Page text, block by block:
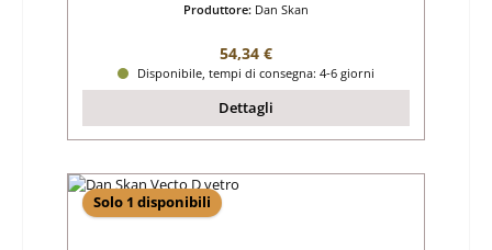
Produttore: Dan Skan
Prezzo normale:
54,34 €
Disponibile, tempi di consegna: 4-6 giorni
Dettagli
Solo 1 disponibili